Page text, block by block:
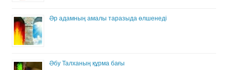
Әр адамның амалы таразыда өлшенеді
Әбу Талханың құрма бағы